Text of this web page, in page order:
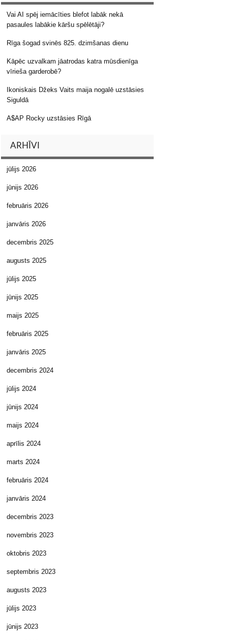
Vai AI spēj iemācīties blefot labāk nekā
pasaules labākie kāršu spēlētāji?
Rīga šogad svinēs 825. dzimšanas dienu
Kāpēc uzvalkam jāatrodas katra mūsdienīga
vīrieša garderobē?
Ikoniskais Džeks Vaits maija nogalē uzstāsies
Siguldā
A$AP Rocky uzstāsies Rīgā
ARHĪVI
jūlijs 2026
jūnijs 2026
februāris 2026
janvāris 2026
decembris 2025
augusts 2025
jūlijs 2025
jūnijs 2025
maijs 2025
februāris 2025
janvāris 2025
decembris 2024
jūlijs 2024
jūnijs 2024
maijs 2024
aprīlis 2024
marts 2024
februāris 2024
janvāris 2024
decembris 2023
novembris 2023
oktobris 2023
septembris 2023
augusts 2023
jūlijs 2023
jūnijs 2023